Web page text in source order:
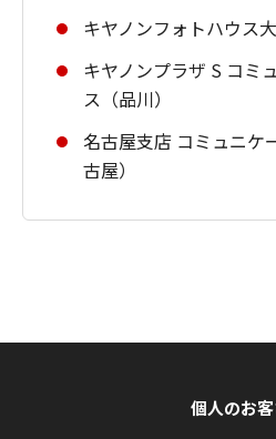
キヤノンフォトハウス
キヤノンプラザ S コミ
ス（品川）
名古屋支店 コミュニケ
古屋）
個人のお